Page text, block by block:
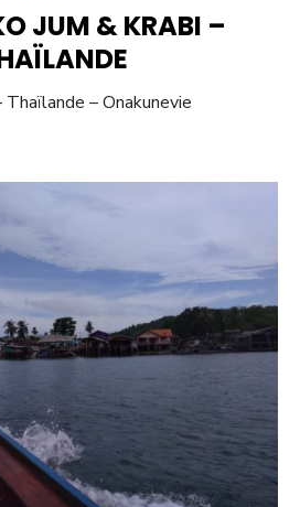
JUM & KRABI –
Thaïlande – Onakunevie